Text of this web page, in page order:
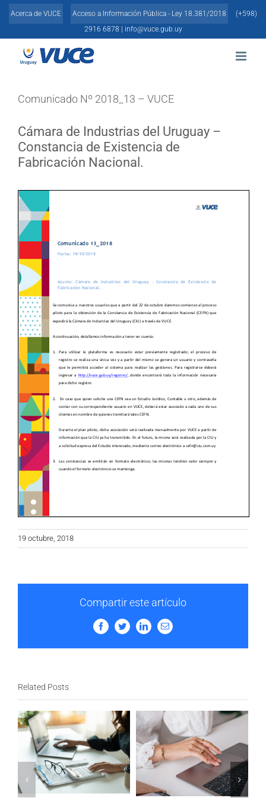
Skip
Acerca de VUCE Acceso a Información Pública - Ley 18.381/2018
(+598)
2916 6878 |
info@vuce.gub.uy
Comunicado Nº 2018_13 – VUCE
Cámara de Industrias del Uruguay –
Constancia de Existencia de
Fabricación Nacional.
19 octubre, 2018
Compartir este artículo
FacebookTwitterLinkedInEmail
Related Posts